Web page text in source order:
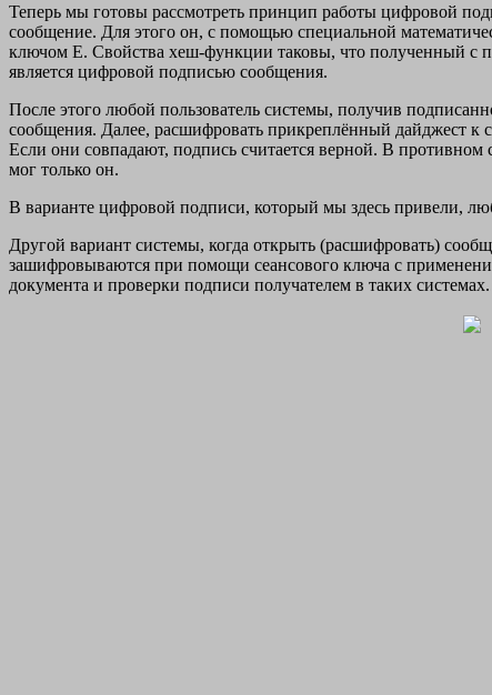
Теперь мы готовы рассмотреть принцип работы цифровой
сообщение. Для этого он, с помощью специальной
ключом E. Свойства хеш-функции таковы, что полученный с
является цифровой подписью сообщения.
После этого любой пользователь системы, получив
сообщения. Далее, расшифровать прикреплённый дайджест
Если они совпадают, подпись считается верной. В противном
мог только он.
В варианте цифровой подписи, который мы здесь привели,
Другой вариант системы, когда открыть (расшифровать)
зашифровываются при помощи сеансового ключа с
документа и проверки подписи получателем в таких системах.